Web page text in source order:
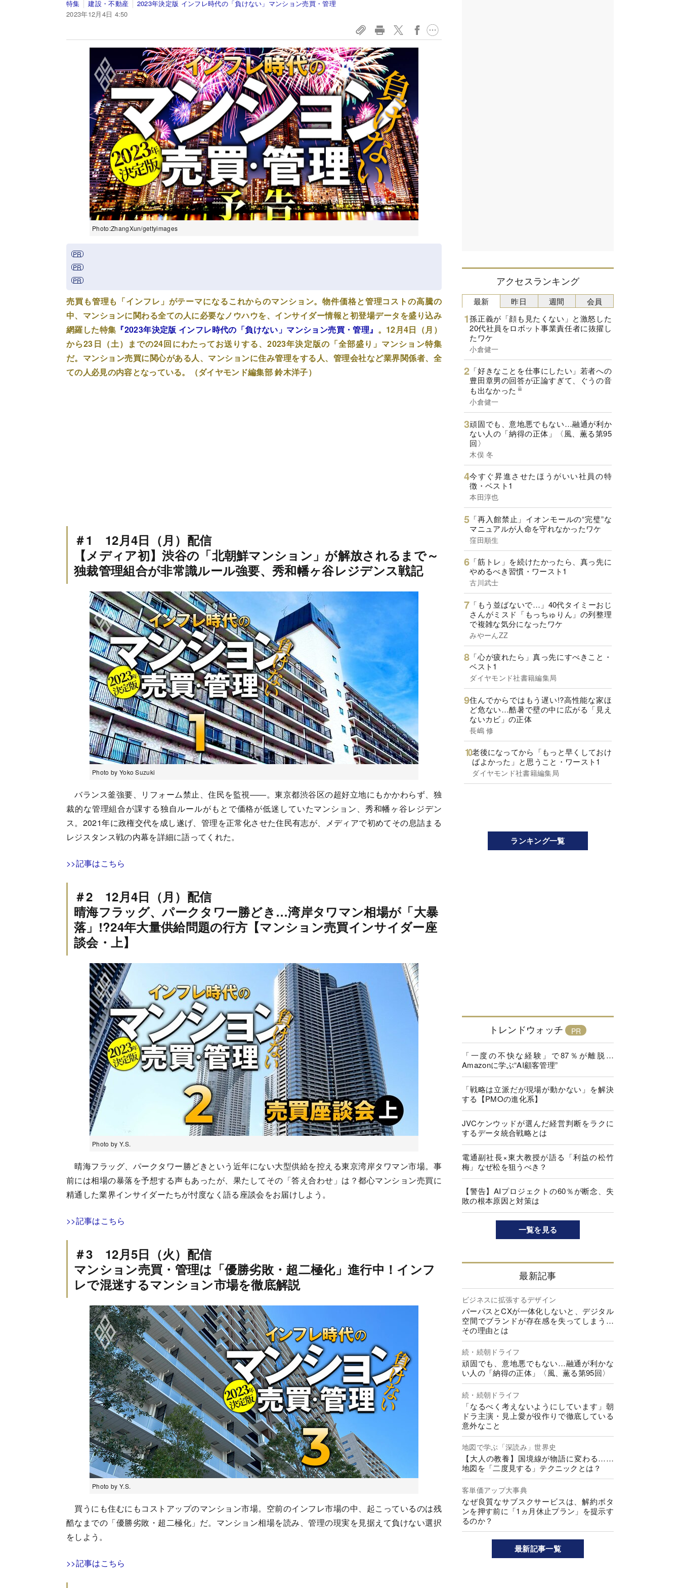
特集 建設・不動産
2023年決定版 インフレ時代の「負けない」マンション売買・管理
2023年12月4日 4:50
Photo:ZhangXun/gettyimages
売買も管理も「インフレ」がテーマになるこれからのマンション。物件価格と管理コストの高騰の
中、マンションに関わる全ての人に必要なノウハウを、インサイダー情報と初登場データを盛り込み
網羅した特集 『2023年決定版 インフレ時代の「負けない」マンション売買・管理』 。12月4日（月）
から23日（土）までの24回にわたってお送りする、2023年決定版の「全部盛り」マンション特集
だ。マンション売買に関心がある人、マンションに住み管理をする人、管理会社など業界関係者、全
ての人必見の内容となっている。（ダイヤモンド編集部 鈴木洋子）
＃1 12月4日（月）配信
【メディア初】渋谷の「北朝鮮マンション」が解放されるまで～
独裁管理組合が非常識ルール強要、秀和幡ヶ谷レジデンス戦記
Photo by Yoko Suzuki
バランス釜強要、リフォーム禁止、住民を監視――。東京都渋谷区の超好立地にもかかわらず、独
裁的な管理組合が課する独自ルールがもとで価格が低迷していたマンション、秀和幡ヶ谷レジデン
ス。2021年に政権交代を成し遂げ、管理を正常化させた住民有志が、メディアで初めてその息詰まる
レジスタンス戦の内幕を詳細に語ってくれた。
>>記事はこちら
＃2 12月4日（月）配信
晴海フラッグ、パークタワー勝どき…湾岸タワマン相場が「大暴
落」!?24年大量供給問題の行方【マンション売買インサイダー座
談会・上】
Photo by Y.S.
晴海フラッグ、パークタワー勝どきという近年にない大型供給を控える東京湾岸タワマン市場。事
前には相場の暴落を予想する声もあったが、果たしてその「答え合わせ」は？都心マンション売買に
精通した業界インサイダーたちが忖度なく語る座談会をお届けしよう。
>>記事はこちら
＃3 12月5日（火）配信
マンション売買・管理は「優勝劣敗・超二極化」進行中！インフ
レで混迷するマンション市場を徹底解説
Photo by Y.S.
買うにも住むにもコストアップのマンション市場。空前のインフレ市場の中、起こっているのは残
酷なまでの「優勝劣敗・超二極化」だ。マンション相場を読み、管理の現実を見据えて負けない選択
をしよう。
>>記事はこちら
アクセスランキング
最新
孫正義が「顔も見たくない」と激怒した
20代社員をロボット事業責任者に抜擢し
たワケ
小倉健一
「好きなことを仕事にしたい」若者への
豊田章男の回答が正論すぎて、ぐうの音
も出なかった
小倉健一
頑固でも、意地悪でもない…融通が利か
ない人の「納得の正体」〈風、薫る第95
回〉
木俣 冬
今すぐ昇進させたほうがいい社員の特
徴・ベスト1
本田淳也
「再入館禁止」イオンモールの“完璧”な
マニュアルが人命を守れなかったワケ
窪田順生
「筋トレ」を続けたかったら、真っ先に
やめるべき習慣・ワースト1
古川武士
「もう並ばないで…」40代タイミーおじ
さんがミスド「もっちゅりん」の列整理
で複雑な気分になったワケ
みやーんZZ
「心が疲れたら」真っ先にすべきこと・
ベスト1
ダイヤモンド社書籍編集局
住んでからではもう遅い!?高性能な家ほ
ど危ない…酷暑で壁の中に広がる「見え
ないカビ」の正体
長嶋 修
老後になってから「もっと早くしておけ
ばよかった」と思うこと・ワースト1
ダイヤモンド社書籍編集局
昨日 週間 会員
ランキング一覧
トレンドウォッチ
「一度の不快な経験」で87％が離脱…
Amazonに学ぶ“AI顧客管理”
「戦略は立派だが現場が動かない」を解決
する【PMOの進化系】
JVCケンウッドが選んだ経営判断をラクに
するデータ統合戦略とは
電通副社長×東大教授が語る「利益の松竹
梅」なぜ松を狙うべき？
【警告】AIプロジェクトの60％が断念、失
敗の根本原因と対策は
一覧を見る
最新記事
ビジネスに拡張するデザイン
パーパスとCXが一体化しないと、デジタル
空間でブランドが存在感を失ってしまう…
その理由とは
続・続朝ドライフ
頑固でも、意地悪でもない…融通が利かな
い人の「納得の正体」〈風、薫る第95回〉
続・続朝ドライフ
「なるべく考えないようにしています」朝
ドラ主演・見上愛が役作りで徹底している
意外なこと
地図で学ぶ「深読み」世界史
【大人の教養】国境線が物語に変わる……
地図を「二度見する」テクニックとは？
客単価アップ大事典
なぜ良質なサブスクサービスは、解約ボタ
ンを押す前に「1ヵ月休止プラン」を提示す
るのか？
最新記事一覧